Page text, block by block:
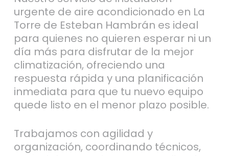
urgente de aire acondicionado en La
Torre de Esteban Hambrán es ideal
para quienes no quieren esperar ni un
día más para disfrutar de la mejor
climatización, ofreciendo una
respuesta rápida y una planificación
inmediata para que tu nuevo equipo
quede listo en el menor plazo posible.
Trabajamos con agilidad y
organización, coordinando técnicos,